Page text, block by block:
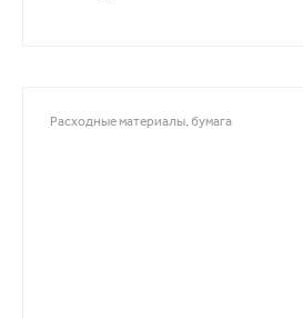
Расходные материалы, бумага